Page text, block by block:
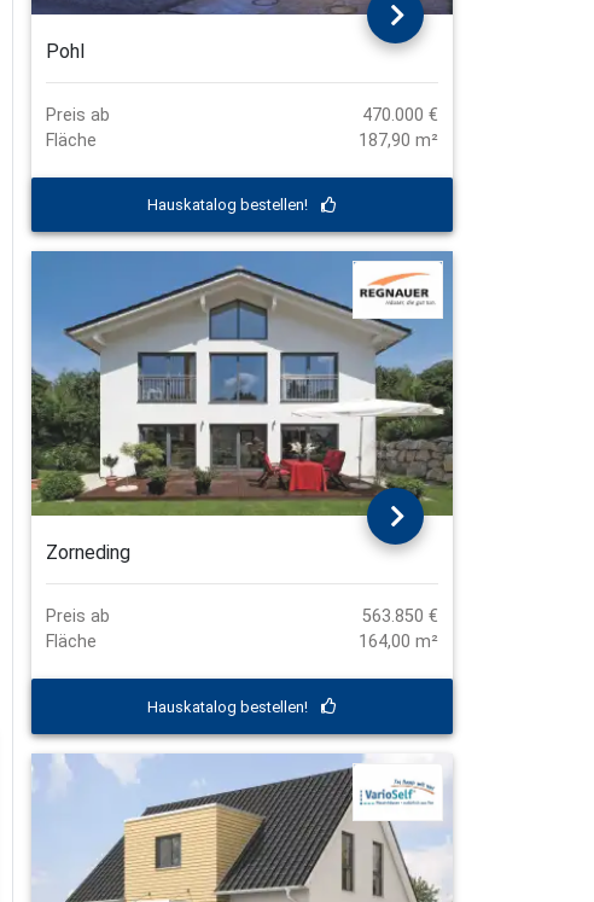
Pohl
Preis ab
470.000 €
Fläche
187,90 m²
Hauskatalog bestellen!
Zorneding
Preis ab
563.850 €
Fläche
164,00 m²
Hauskatalog bestellen!